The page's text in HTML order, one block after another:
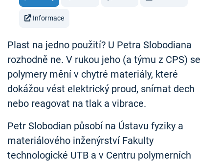
Informace
Plast na jedno použití? U Petra Slobodiana
rozhodně ne. V rukou jeho (a týmu z CPS) se
polymery mění v chytré materiály, které
dokážou vést elektrický proud, snímat dech
nebo reagovat na tlak a vibrace.
Petr Slobodian působí na Ústavu fyziky a
materiálového inženýrství Fakulty
technologické UTB a v Centru polymerních